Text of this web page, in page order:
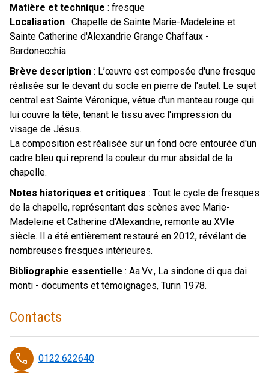
Matière et technique : fresque
Localisation : Chapelle de Sainte Marie-Madeleine et
Sainte Catherine d'Alexandrie Grange Chaffaux -
Bardonecchia
Brève description : L’œuvre est composée d'une fresque
réalisée sur le devant du socle en pierre de l'autel. Le sujet
central est Sainte Véronique, vêtue d'un manteau rouge qui
lui couvre la tête, tenant le tissu avec l'impression du
visage de Jésus.
La composition est réalisée sur un fond ocre entourée d'un
cadre bleu qui reprend la couleur du mur absidal de la
chapelle.
Notes historiques et critiques : Tout le cycle de fresques
de la chapelle, représentant des scènes avec Marie-
Madeleine et Catherine d'Alexandrie, remonte au XVIe
siècle. Il a été entièrement restauré en 2012, révélant de
nombreuses fresques intérieures.
Bibliographie essentielle : Aa.Vv., La sindone di qua dai
monti - documents et témoignages, Turin 1978.
Contacts
phone 0122.622640